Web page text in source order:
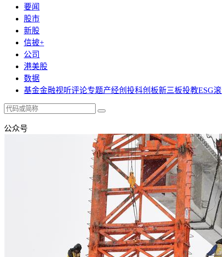
要闻
股市
新股
信披+
公司
港美股
数据
基金金融视听评论专题产经创投科创板新三板投教ESG
公众号